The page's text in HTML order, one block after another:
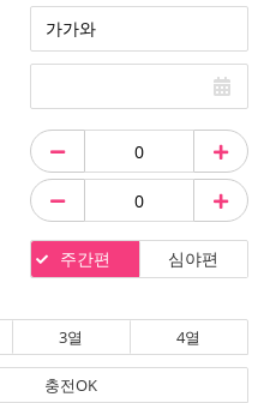
주간편 심야편
3열 4열
충전OK